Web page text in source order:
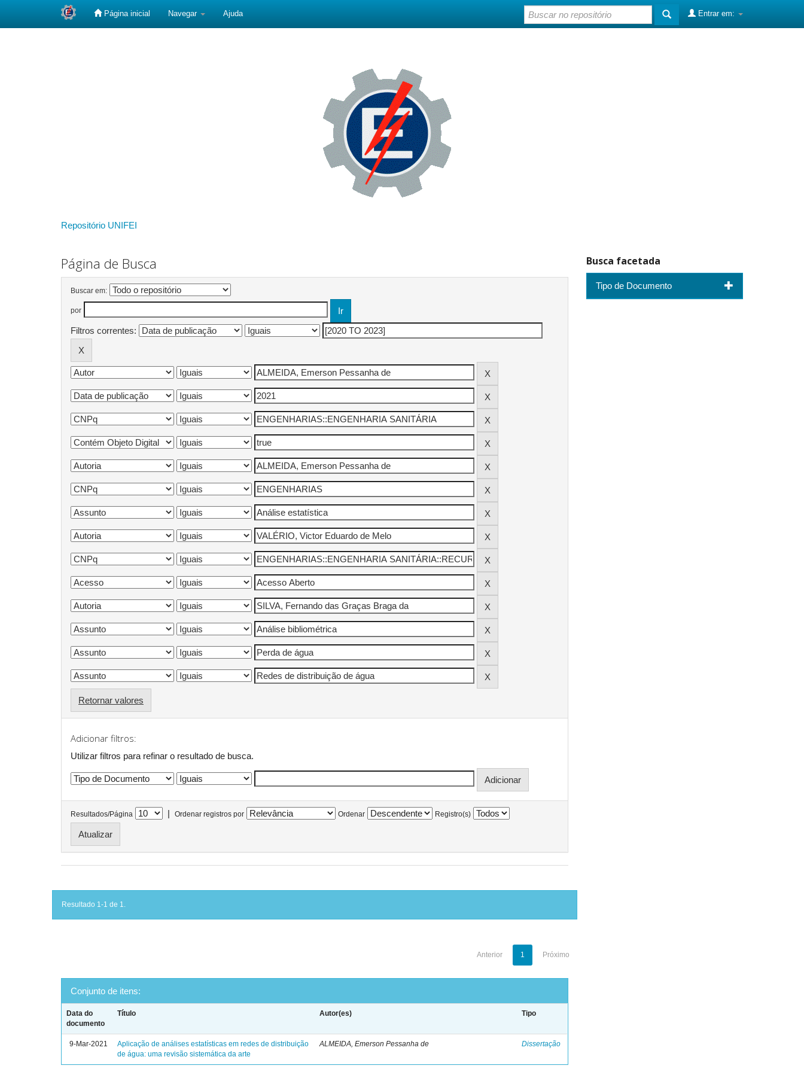
Página inicial Navegar Ajuda Entrar em:
Repositório UNIFEI
Página de Busca
Buscar em:
por
Filtros correntes:
Retornar valores
Adicionar filtros:
Utilizar filtros para refinar o resultado de busca.
Resultados/Página | Ordenar registros por Ordenar Registro(s)
Resultado 1-1 de 1.
Anterior 1 Próximo
Conjunto de itens:
Data do
documento
Título Autor(es) Tipo
9-Mar-2021
Aplicação de análises estatísticas em redes de distribuição
de água: uma revisão sistemática da arte
ALMEIDA, Emerson Pessanha de Dissertação
Busca facetada
Tipo de Documento